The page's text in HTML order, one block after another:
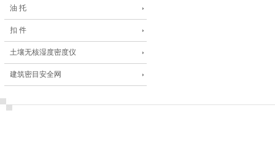
油 托
扣 件
土壤无核湿度密度仪
建筑密目安全网